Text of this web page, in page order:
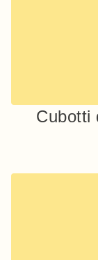
Cubotti